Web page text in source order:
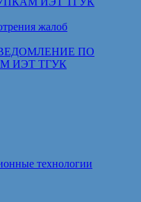
жалоб
ПО
ИЭТ ТГУК
технологии